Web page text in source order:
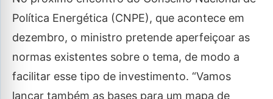
Política Energética (CNPE), que acontece em
dezembro, o ministro pretende aperfeiçoar as
normas existentes sobre o tema, de modo a
facilitar esse tipo de investimento. “Vamos
lançar também as bases para um mapa de